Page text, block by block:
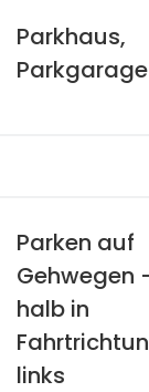
Parkhaus,
Parkgarage
Parken auf
Gehwegen
halb in
links